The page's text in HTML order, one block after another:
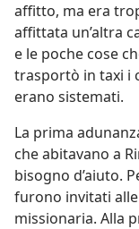
affitto, ma era
affittata un’altra
e le poche cose
trasportò in taxi i
erano sistemati.
La prima
che abitavano a
bisogno d’aiuto.
furono invitati
missionaria. Alla